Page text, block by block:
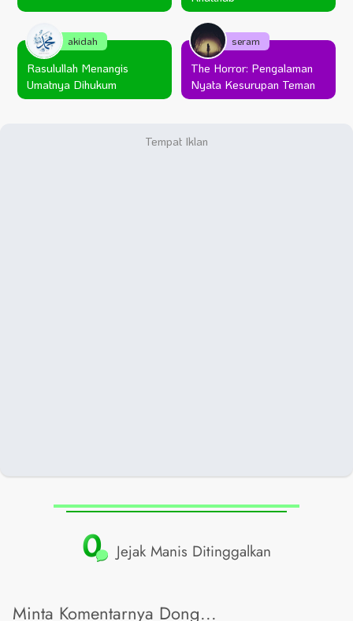
Rasulullah Menangis
Umatnya Dihukum
akidah
The Horror: Pengalaman
Nyata Kesurupan Teman
seram
0 Jejak Manis Ditinggalkan
Minta Komentarnya Dong...